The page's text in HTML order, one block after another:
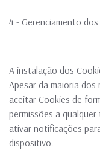
4 - Gerenciamento
A instalação dos
Apesar da maioria
aceitar Cookies de
permissões a
ativar notificações
dispositivo.